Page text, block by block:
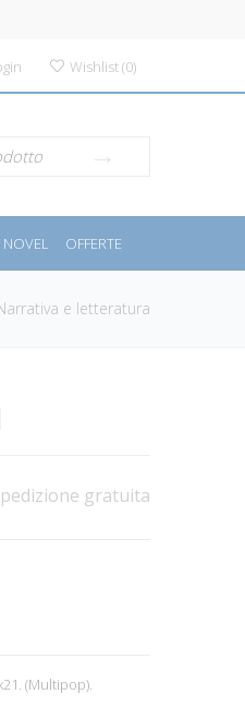
Wishlist(0)
NOVEL OFFERTE
e letteratura
gratuita
(Multipop).